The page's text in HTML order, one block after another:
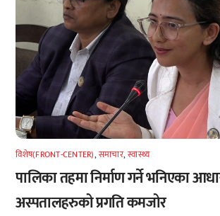
विशेष(FRONT-CENTER),समाचार,स्वास्थ्य
पालिका तहमा निर्माण गर्ने भनिएका
अस्पतालहरुको प्रगति कमजोर